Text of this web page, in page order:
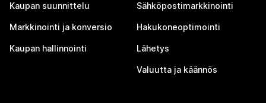
Kaupan suunnittelu
Markkinointi ja konversio
Kaupan hallinnointi
Sähköpostimarkkinointi
Hakukoneoptimointi
Lähetys
Valuutta ja käännös